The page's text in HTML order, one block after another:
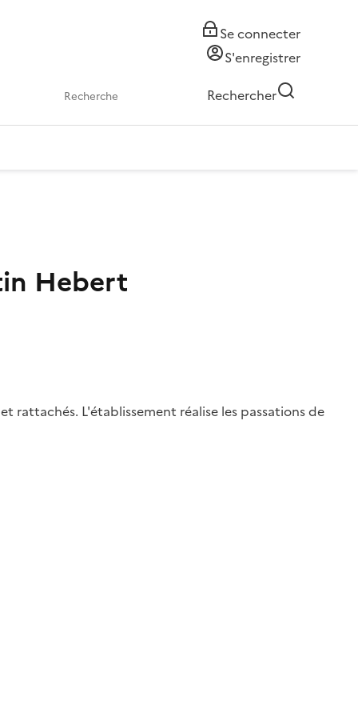
Se connecter
S'enregistrer
Rechercher
Hebert
rattachés. L'établissement réalise les passations de